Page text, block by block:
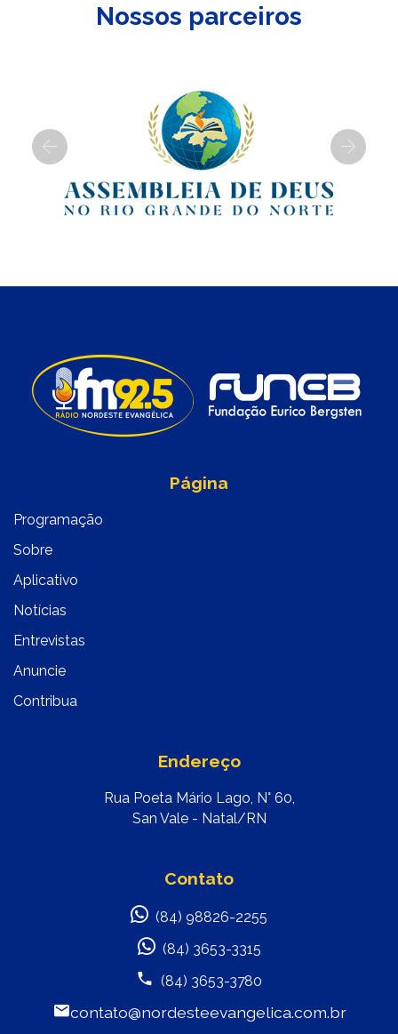
Nossos parceiros
Previous Next
Página
Programação
Sobre
Aplicativo
Notícias
Entrevistas
Anuncie
Contribua
Endereço
Rua Poeta Mário Lago, N° 60,
San Vale - Natal/RN
Contato
(84) 98826-2255
(84) 3653-3315
(84) 3653-3780
contato@nordesteevangelica.com.br